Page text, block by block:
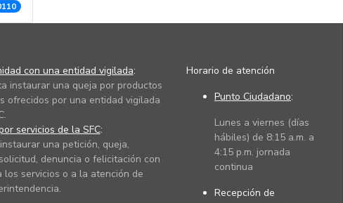
con una entidad vigilada:
instaurar una queja por productos
ofrecidos por una entidad vigilada
servicios de la SFC:
una petición, queja,
denuncia o felicitación con
los servicios o a la atención de
Horario de atención
Punto Ciudadano:
Lunes a viernes (días
hábiles) de 8:15 a.m. a
4:15 p.m. jornada
continua
Recepción de